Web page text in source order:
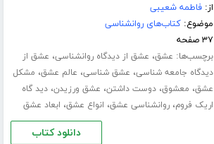
از:فاطمه شعیبی
موضوع:کتاب‌های روانشناسی
۳۷ صفحه
برچسب‌ها: عشق، عشق از دیدگاه روانشناسی، عشق از
دیدگاه جامعه شناسی، عشق شناسی، عالم عشق، مشکل
عشق، معشوق،دوست داشتن، عشق ورزیدن،دید گاه
اریک فروم،روانشناسی عشق، انواع عشق، ابعاد عشق
دانلود کتاب